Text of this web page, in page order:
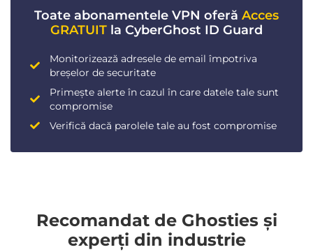
Toate abonamentele VPN oferă Acces
GRATUIT la CyberGhost ID Guard
Monitorizează adresele de email împotriva
breșelor de securitate
Primește alerte în cazul în care datele tale sunt
compromise
Verifică dacă parolele tale au fost compromise
Recomandat de Ghosties și
experți din industrie